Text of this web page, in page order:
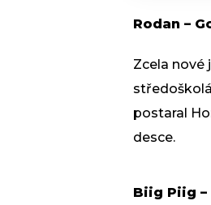
Rodan –
Zcela nové
postaral
desce.
Biig Piig